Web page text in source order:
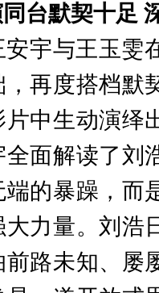
台默契十足
宇与王玉雯
再度搭档默
片中生动演绎
面解读了刘
的暴躁，而
大力量。刘浩
路未知、屡